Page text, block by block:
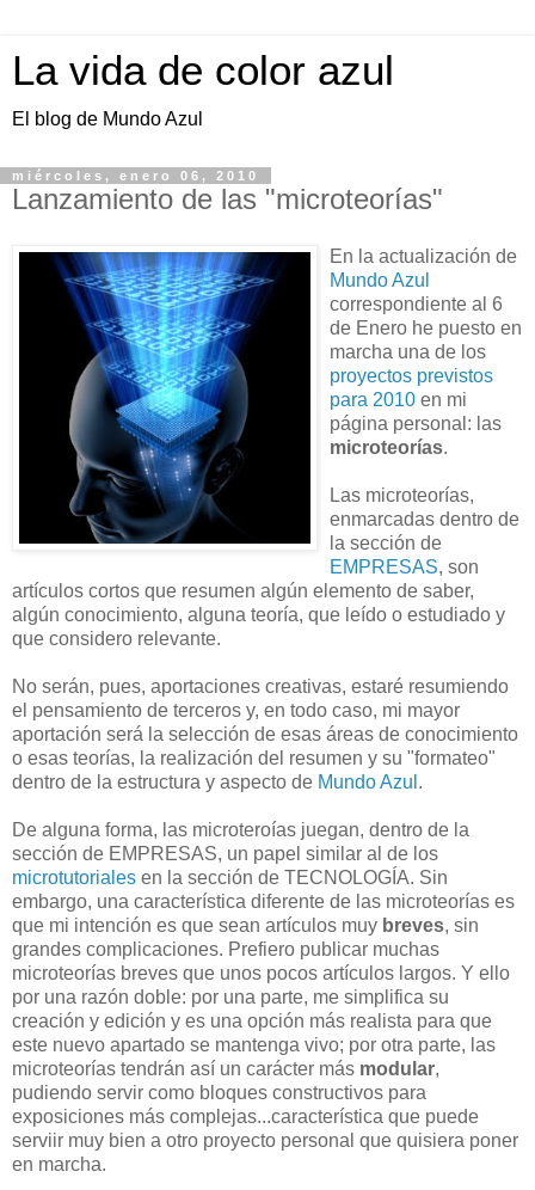
La vida de color azul
El blog de Mundo Azul
miércoles, enero 06, 2010
Lanzamiento de las "microteorías"
En la actualización de
Mundo Azul
correspondiente al 6
de Enero he puesto en
marcha una de los
proyectos previstos
para 2010 en mi
página personal: las
microteorías.
Las microteorías,
enmarcadas dentro de
la sección de
EMPRESAS, son
artículos cortos que resumen algún elemento de saber,
algún conocimiento, alguna teoría, que leído o estudiado y
que considero relevante.
No serán, pues, aportaciones creativas, estaré resumiendo
el pensamiento de terceros y, en todo caso, mi mayor
aportación será la selección de esas áreas de conocimiento
o esas teorías, la realización del resumen y su "formateo"
dentro de la estructura y aspecto de Mundo Azul .
De alguna forma, las microteroías juegan, dentro de la
sección de EMPRESAS, un papel similar al de los
microtutoriales en la sección de TECNOLOGÍA. Sin
embargo, una característica diferente de las microteorías es
que mi intención es que sean artículos muy breves, sin
grandes complicaciones. Prefiero publicar muchas
microteorías breves que unos pocos artículos largos. Y ello
por una razón doble: por una parte, me simplifica su
creación y edición y es una opción más realista para que
este nuevo apartado se mantenga vivo; por otra parte, las
microteorías tendrán así un carácter más modular,
pudiendo servir como bloques constructivos para
exposiciones más complejas...característica que puede
serviir muy bien a otro proyecto personal que quisiera poner
en marcha.